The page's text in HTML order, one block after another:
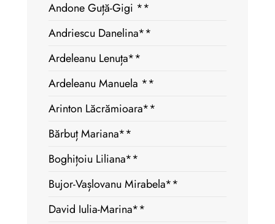
Andone Guță-Gigi **
Andriescu Danelina**
Ardeleanu Lenuța**
Ardeleanu Manuela **
Arinton Lăcrămioara**
Bărbuț Mariana**
Boghițoiu Liliana**
Bujor-Vașlovanu Mirabela**
David Iulia-Marina**